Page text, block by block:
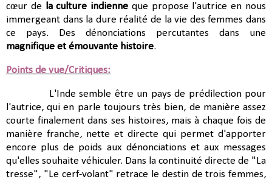
cœur de la culture indienne que propose l'autrice en nous
immergeant dans la dure réalité de la vie des femmes dans
ce pays. Des dénonciations percutantes dans une
magnifique et émouvante histoire.
Points de vue/Critiques:
L'Inde semble être un pays de prédilection pour
l'autrice, qui en parle toujours très bien, de manière assez
courte finalement dans ses histoires, mais à chaque fois de
manière franche, nette et directe qui permet d'apporter
encore plus de poids aux dénonciations et aux messages
qu'elles souhaite véhiculer. Dans la continuité directe de "La
tresse", "Le cerf-volant" retrace le destin de trois femmes,